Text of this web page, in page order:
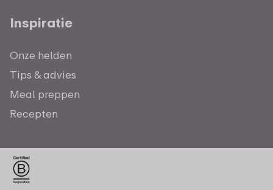
Inspiratie
Onze helden
Tips & advies
Meal preppen
Recepten